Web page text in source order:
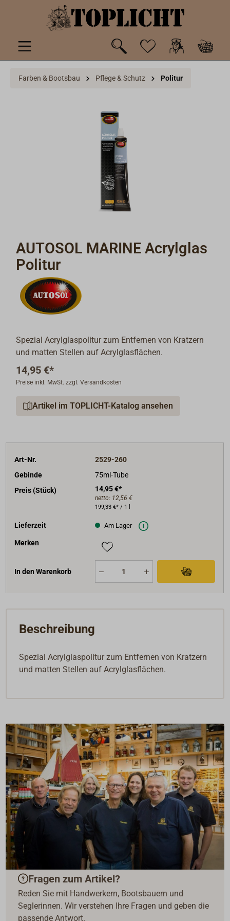
springen
Farben & Bootsbau Pflege & Schutz Politur
AUTOSOL MARINE Acrylglas
Politur
Spezial Acrylglaspolitur zum Entfernen von Kratzern
und matten Stellen auf Acrylglasflächen.
14,95 €*
Preise inkl. MwSt. zzgl. Versandkosten
Artikel im TOPLICHT-Katalog ansehen
Art-Nr.
2529-260
Gebinde
75ml-Tube
Preis (Stück)
14,95 €*
netto: 12,56 €
199,33 €* / 1 l
Lieferzeit Am Lager
Merken
In den Warenkorb
Beschreibung
Spezial Acrylglaspolitur zum Entfernen von Kratzern
und matten Stellen auf Acrylglasflächen.
Fragen zum Artikel?
Reden Sie mit Handwerkern, Bootsbauern und
Seglerinnen. Wir verstehen Ihre Fragen und geben die
passende Antwort.